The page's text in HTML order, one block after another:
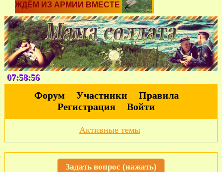
ЖДЁМ ИЗ АРМИИ ВМЕСТЕ
07:58:57
Форум Участники
Правила
Регистрация
Войти
Активные темы
Задать вопрос (нажать)